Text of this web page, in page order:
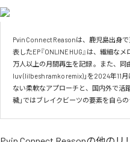
Pvin Connect Reasonは、鹿児島出身
表したEP『ONLINE HUG』は、繊細な
万人以上の月間再生を記録 。また、同
luv (lilbesh ramko remix)」を2024年
ない柔軟なアプローチと、国内外で活
穢」ではブレイクビーツの要素を自ら